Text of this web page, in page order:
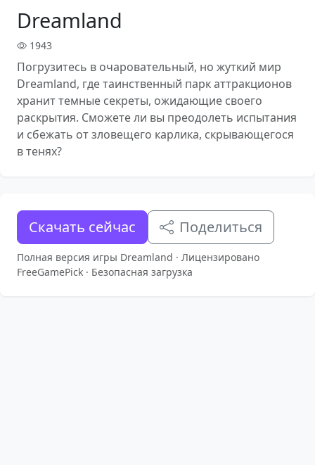
Dreamland
1943
Погрузитесь в очаровательный, но жуткий мир
Dreamland, где таинственный парк аттракционов
хранит темные секреты, ожидающие своего
раскрытия. Сможете ли вы преодолеть испытания
и сбежать от зловещего карлика, скрывающегося
в тенях?
Скачать сейчас Поделиться
Полная версия игры Dreamland · Лицензировано
FreeGamePick · Безопасная загрузка